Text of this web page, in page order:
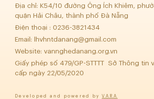
Địa chỉ: K54/10 đường Ông Ích Khiêm,
quận Hải Châu, thành phố Đà Nẵng
Điện thoại : 0236-3821434
Email:
lhvhntdanang@gmail.com
Website: vannghedanang.org.vn
Giấy phép số 479/GP-STTTT Sở Thông tin
cấp ngày 22/05/2020
Developed and powered byVARA